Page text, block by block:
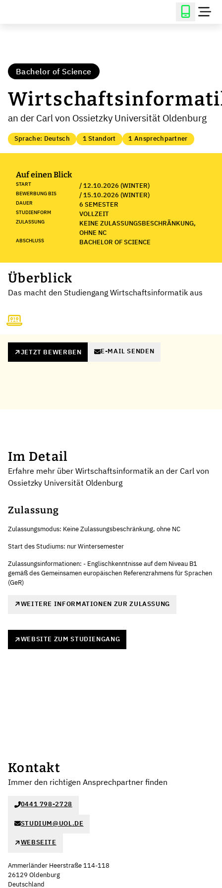
Bachelor of Science
an der Carl von Ossietzky Universität Oldenburg
Sprache: Deutsch 1 Standort 1 Ansprechpartner
Auf einen Blick
START / 12.10.2026 (WINTER)
BEWERBUNG BIS / 15.10.2026 (WINTER)
DAUER 6 SEMESTER
STUDIENFORM VOLLZEIT
ZULASSUNG
KEINE ZULASSUNGSBESCHRÄNKUNG,
OHNE NC
ABSCHLUSS BACHELOR OF SCIENCE
Überblick
Das macht den Studiengang Wirtschaftsinformatik aus
JETZT BEWERBEN E-MAIL SENDEN
Im Detail
Erfahre mehr über Wirtschaftsinformatik an der Carl von
Ossietzky Universität Oldenburg
Zulassung
Zulassungsmodus: Keine Zulassungsbeschränkung, ohne NC
Start des Studiums: nur Wintersemester
Zulassungsinformationen: - Englischkenntnisse auf dem Niveau B1
gemäß des Gemeinsamen europäischen Referenzrahmens für Sprachen
(GeR)
WEITERE INFORMATIONEN ZUR ZULASSUNG
WEBSITE ZUM STUDIENGANG
Kontakt
Immer den richtigen Ansprechpartner finden
0441 798-2728
STUDIUM@UOL.DE
WEBSEITE
Ammerländer Heerstraße 114-118
26129 Oldenburg
Deutschland